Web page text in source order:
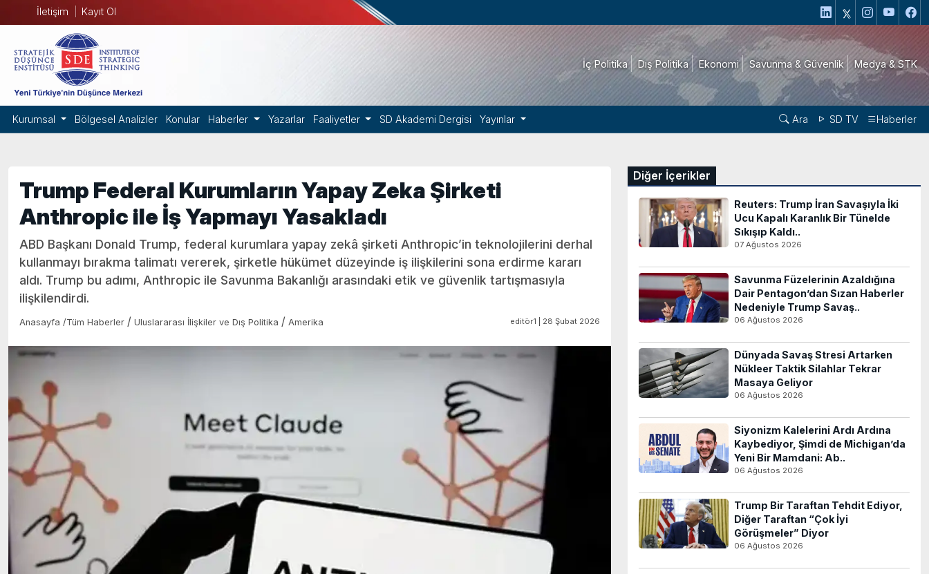
İletişim Kayıt Ol
İç Politika Dış Politika Ekonomi Savunma & Güvenlik Medya & STK
Kurumsal Bölgesel Analizler Konular Haberler Yazarlar Faaliyetler SD Akademi Dergisi Yayınlar Ara SD TV Haberler
Trump Federal Kurumların Yapay Zeka Şirketi
Anthropic ile İş Yapmayı Yasakladı
ABD Başkanı Donald Trump, federal kurumlara yapay zekâ şirketi Anthropic’in teknolojilerini derhal
kullanmayı bırakma talimatı vererek, şirketle hükümet düzeyinde iş ilişkilerini sona erdirme kararı
aldı. Trump bu adımı, Anthropic ile Savunma Bakanlığı arasındaki etik ve güvenlik tartışmasıyla
ilişkilendirdi.
Anasayfa /Tüm Haberler / Uluslararası İlişkiler ve Dış Politika / Amerika editör1 | 28 Şubat 2026
Diğer İçerikler
Reuters: Trump İran Savaşıyla İki
Ucu Kapalı Karanlık Bir Tünelde
Sıkışıp Kaldı..
07 Ağustos 2026
Savunma Füzelerinin Azaldığına
Dair Pentagon’dan Sızan Haberler
Nedeniyle Trump Savaş..
06 Ağustos 2026
Dünyada Savaş Stresi Artarken
Nükleer Taktik Silahlar Tekrar
Masaya Geliyor
06 Ağustos 2026
Siyonizm Kalelerini Ardı Ardına
Kaybediyor, Şimdi de Michigan’da
Yeni Bir Mamdani: Ab..
06 Ağustos 2026
Trump Bir Taraftan Tehdit Ediyor,
Diğer Taraftan “Çok İyi
Görüşmeler” Diyor
06 Ağustos 2026